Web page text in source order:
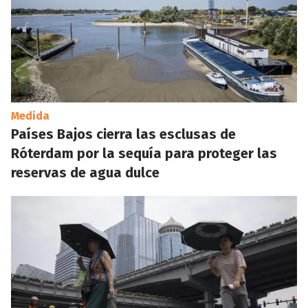
Medida
Países Bajos cierra las esclusas de
Róterdam por la sequía para proteger las
reservas de agua dulce